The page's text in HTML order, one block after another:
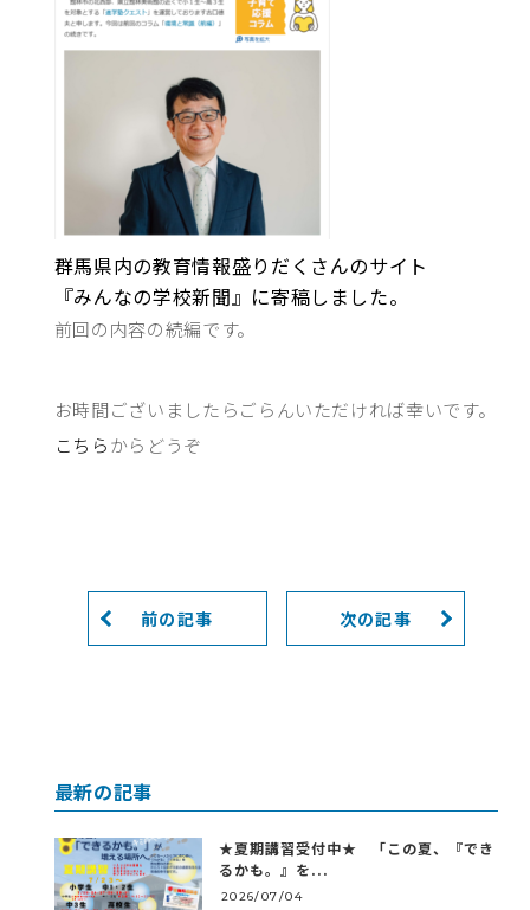
群馬県内の教育情報盛りだくさんのサイト
『みんなの学校新聞』に寄稿しました。
前回の内容の続編です。
お時間ございましたらごらんいただければ幸いです。
こちらからどうぞ
前の記事 次の記事
最新の記事
★夏期講習受付中★ 「この夏、『でき
るかも。』を...
2026/07/04